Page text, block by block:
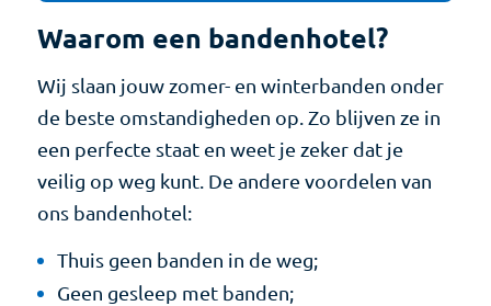
Waarom een bandenhotel?
Wij slaan jouw zomer- en winterbanden onder
de beste omstandigheden op. Zo blijven ze in
een perfecte staat en weet je zeker dat je
veilig op weg kunt. De andere voordelen van
ons bandenhotel:
Thuis geen banden in de weg;
Geen gesleep met banden;